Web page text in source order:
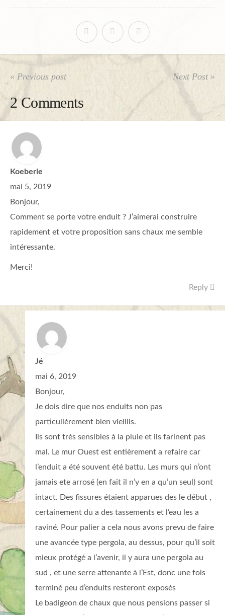
« Previous post Next Post »
2 Comments
Koeberle
mai 5, 2019
Bonjour,
Comment se porte votre enduit ? J’aimerai construire
rapidement et votre proposition sans chaux me semble
intéressante.
Merci!
Reply
Jé
mai 6, 2019
Bonjour,
Je dois dire que nos enduits non pas
particulièrement bien vieillis.
Ils sont très sensibles à la pluie et ils farinent pas
mal. Le mur Ouest est entièrement a refaire car
l’enduit a été souvent été battu. Les murs qui n’ont
jamais ete arrosé (en fait il n’y en a qu’un seul) sont
intact. Des fissures étaient apparues des le début ,
certainement du a des tassements et l’eau les a
raviné. Pour palier a cela nous avons prevu de faire
une avancée type pergola, au dessus, pour qu’il soit
mieux protégé a l’avenir, il y aura une pergola au
sud , et une serre attenante à l’Est, donc une fois
terminé peu d’enduits resteront exposés
Le badigeon de chaux que nous pensions passer si